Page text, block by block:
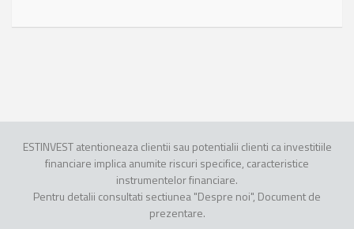
ESTINVEST atentioneaza clientii sau potentialii clienti ca investitiile
financiare implica anumite riscuri specifice, caracteristice
instrumentelor financiare.
Pentru detalii consultati sectiunea "Despre noi", Document de
prezentare.